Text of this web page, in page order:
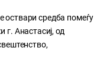
оствари средба помеѓу
Анастасиј, од